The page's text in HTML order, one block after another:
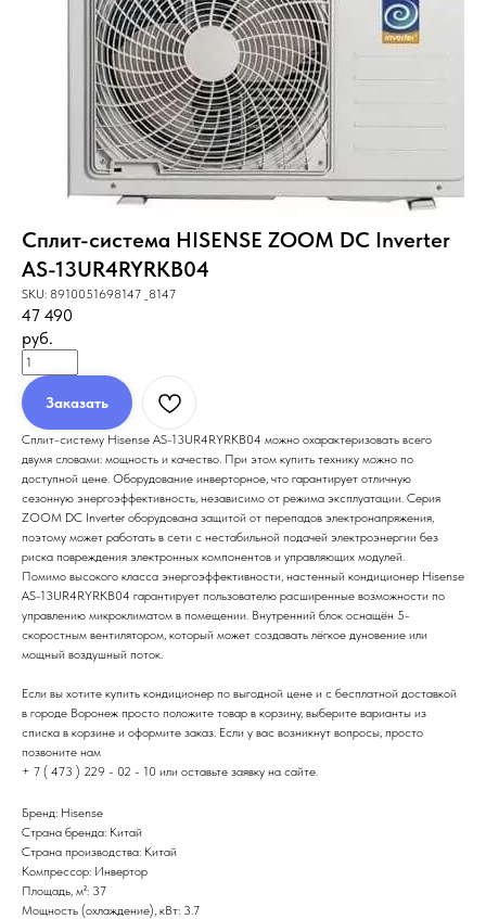
Сплит-система HISENSE ZOOM DC Inverter
AS-13UR4RYRKB04
SKU: 8910051698147 _8147
47 490
руб.
Заказать
Сплит-систему Hisense AS-13UR4RYRKB04 можно охарактеризовать всего
двумя словами: мощность и качество. При этом купить технику можно по
доступной цене. Оборудование инверторное, что гарантирует отличную
сезонную энергоэффективность, независимо от режима эксплуатации. Серия
ZOOM DC Inverter оборудована защитой от перепадов электронапряжения,
поэтому может работать в сети с нестабильной подачей электроэнергии без
риска повреждения электронных компонентов и управляющих модулей.
Помимо высокого класса энергоэффективности, настенный кондиционер Hisense
AS-13UR4RYRKB04 гарантирует пользователю расширенные возможности по
управлению микроклиматом в помещении. Внутренний блок оснащён 5-
скоростным вентилятором, который может создавать лёгкое дуновение или
мощный воздушный поток.
Если вы хотите купить кондиционер по выгодной цене и с бесплатной доставкой
в городе Воронеж просто положите товар в корзину, выберите варианты из
списка в корзине и оформите заказ. Если у вас возникнут вопросы, просто
позвоните нам
+ 7 ( 473 ) 229 - 02 - 10 или оставьте заявку на сайте.
Бренд: Hisense
Страна бренда: Китай
Страна производства: Китай
Компрессор: Инвертор
Площадь, м²: 37
Мощность (охлаждение), кВт: 3.7